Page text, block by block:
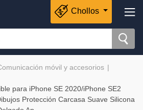
Chollos
móvil y accesorios
para iPhone SE 2020/iPhone SE2
Protección Carcasa Suave Silicona